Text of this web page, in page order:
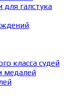
галстука
класса судей
медалей